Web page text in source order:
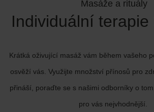
Masáže a rituály
Individuální
Krátká oživující masáž vám během vašeho
osvěží vás. Využijte množství přínosů pro
přináší, poraďte se s našimi odborníky o
pro vás nejvhodnější.